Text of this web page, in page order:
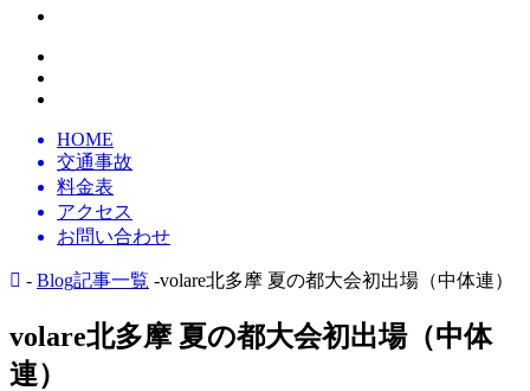
HOME
交通事故
料金表
アクセス
お問い合わせ
- Blog記事一覧 -volare北多摩 夏の都大会初出場（中体連）
volare北多摩 夏の都大会初出場（中体
連）